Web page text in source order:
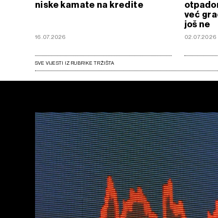
niske kamate na kredite
16.07.2026
već
još ne
02.07.2026
SVE VIJESTI IZ RUBRIKE TRŽIŠTA